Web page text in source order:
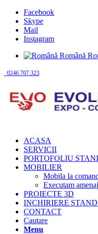
Facebook
Skype
Mail
Instagram
Română
0246.707.323
ACASA
SERVICII
PORTOFOLIU
MOBILIER
Mobila la
Executam
PROIECTE 3D
INCHIRIERE
CONTACT
Cautare
Menu